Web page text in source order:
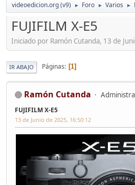
videoedicion.org (v9) ► Foro ► Varios ►
FUJIFILM X-E5
Iniciado por Ramón Cutanda, 13 de
IR ABAJO Páginas 1
Ramón Cutanda
FUJIFILM X-E5
13 de Junio de 2025, 16:50:12